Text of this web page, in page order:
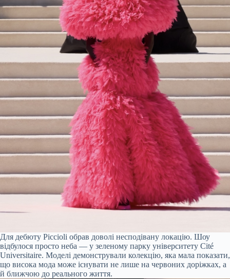
Для дебюту Piccioli обрав доволі несподівану локацію. Шоу
відбулося просто неба — у зеленому парку університету Cité
Universitaire. Моделі демонстрували колекцію, яка мала показати,
що висока мода може існувати не лише на червоних доріжках, а
й ближчою до реального життя.